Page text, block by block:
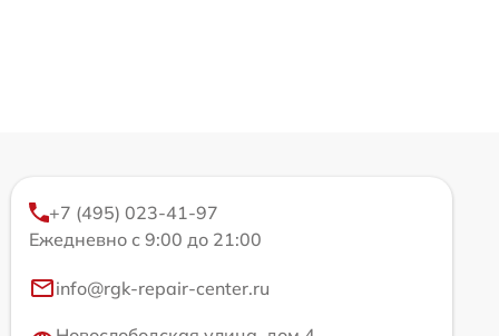
+7 (495) 023-41-97
Ежедневно с 9:00 до 21:00
info@rgk-repair-center.ru